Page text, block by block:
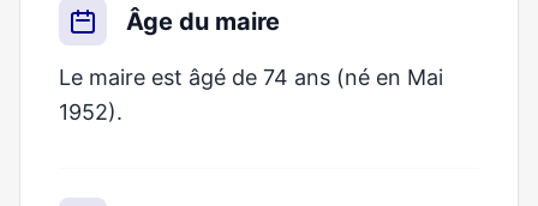
Âge du maire
Le maire est âgé de 74 ans (né en Mai
1952).